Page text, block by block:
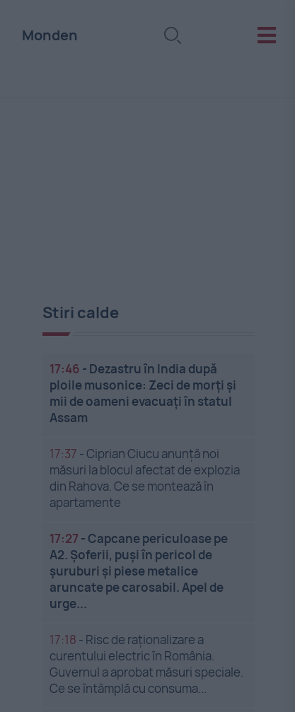
Monden
Stiri calde
17:46 - Dezastru în India după
ploile musonice: Zeci de morți și
mii de oameni evacuați în statul
Assam
17:37 -Ciprian Ciucu anunță noi
măsuri la blocul afectat de explozia
din Rahova. Ce se montează în
apartamente
17:27 -Capcane periculoase pe
A2. Șoferii, puși în pericol de
șuruburi și piese metalice
aruncate pe carosabil. Apel de
urge...
17:18 - Risc de raționalizare a
curentului electric în România.
Guvernul a aprobat măsuri speciale.
Ce se întâmplă cu consuma...